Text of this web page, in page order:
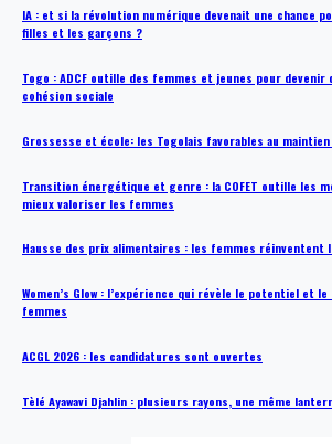
IA : et si la révolution numérique devenait une chance
filles et les garçons ?
Togo : ADCF outille des femmes et jeunes pour devenir
cohésion sociale
Grossesse et école: les Togolais favorables au maintien
Transition énergétique et genre : la COFET outille les
mieux valoriser les femmes
Hausse des prix alimentaires : les femmes réinventent
Women’s Glow : l’expérience qui révèle le potentiel et
femmes
ACGL 2026 : les candidatures sont ouvertes
Tèlé Ayawavi Djahlin : plusieurs rayons, une même